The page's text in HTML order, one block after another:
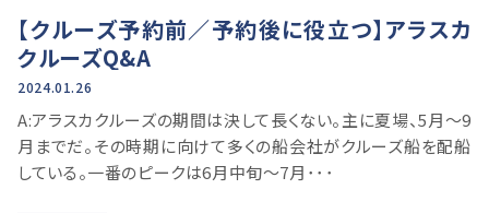
【クルーズ予約前／予約後に役立つ】アラスカ
クルーズQ&A
2024.01.26
A:アラスカクルーズの期間は決して長くない。主に夏場、5月〜9
月までだ。その時期に向けて多くの船会社がクルーズ船を配船
している。一番のピークは6月中旬〜7月･･･